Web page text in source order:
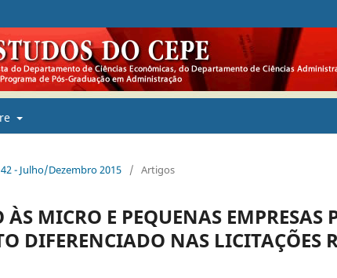
42 - Julho/Dezembro 2015 / Artigos
MICRO E PEQUENAS EMPRESAS
DIFERENCIADO NAS LICITAÇÕES